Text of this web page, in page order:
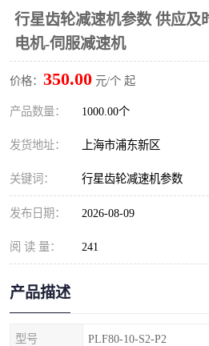
行星齿轮减速机参数 供应及
电机-伺服减速机
价格： 350.00 元/个 起
产品数量： 1000.00个
发货地址： 上海市浦东新区
关键词： 行星齿轮减速机参数
发布日期： 2026-08-09
阅 读 量： 241
产品描述
型号 PLF80-10-S2-P2